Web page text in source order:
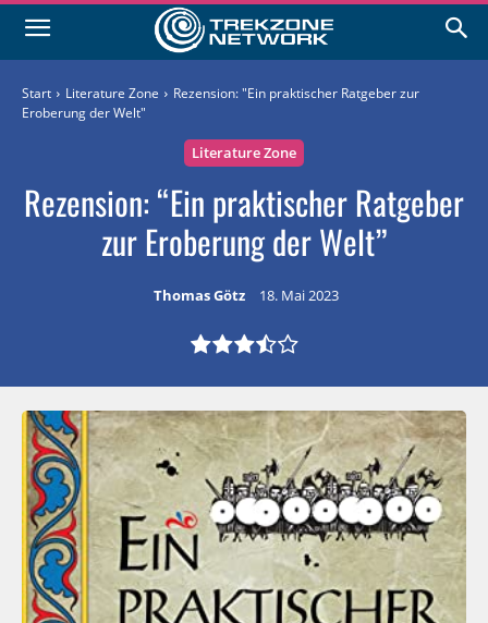
Start Literature Zone
Rezension: "Ein praktischer Ratgeber zur
Eroberung der Welt"
Literature Zone
Rezension: “Ein praktischer Ratgeber
zur Eroberung der Welt”
Thomas Götz 18. Mai 2023